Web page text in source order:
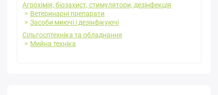
Агрохімія, біозахист, стимулятори, дезінфекція
Ветеринарні препарати
Засоби миючі і дезінфікуючі
Сільгосптехніка та обладнання
Мийна техніка